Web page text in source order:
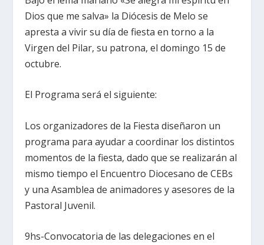
Dios que me salva» la Diócesis de Melo se
apresta a vivir su día de fiesta en torno a la
Virgen del Pilar, su patrona, el domingo 15 de
octubre.
El Programa será el siguiente:
Los organizadores de la Fiesta diseñaron un
programa para ayudar a coordinar los distintos
momentos de la fiesta, dado que se realizarán al
mismo tiempo el Encuentro Diocesano de CEBs
y una Asamblea de animadores y asesores de la
Pastoral Juvenil.
9hs-Convocatoria de las delegaciones en el